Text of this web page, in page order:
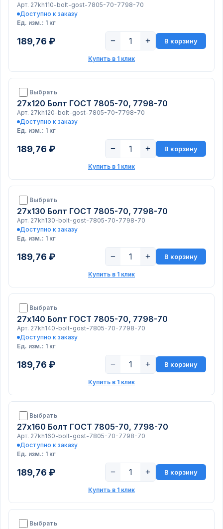
Арт. 27kh110-bolt-gost-7805-70-7798-70
Доступно к заказу
Ед. изм.: 1 кг
189,76 ₽ − + В корзину
Купить в 1 клик
Выбрать
27х120 Болт ГОСТ 7805-70, 7798-70
Арт. 27kh120-bolt-gost-7805-70-7798-70
Доступно к заказу
Ед. изм.: 1 кг
189,76 ₽ − + В корзину
Купить в 1 клик
Выбрать
27х130 Болт ГОСТ 7805-70, 7798-70
Арт. 27kh130-bolt-gost-7805-70-7798-70
Доступно к заказу
Ед. изм.: 1 кг
189,76 ₽ − + В корзину
Купить в 1 клик
Выбрать
27х140 Болт ГОСТ 7805-70, 7798-70
Арт. 27kh140-bolt-gost-7805-70-7798-70
Доступно к заказу
Ед. изм.: 1 кг
189,76 ₽ − + В корзину
Купить в 1 клик
Выбрать
27х160 Болт ГОСТ 7805-70, 7798-70
Арт. 27kh160-bolt-gost-7805-70-7798-70
Доступно к заказу
Ед. изм.: 1 кг
189,76 ₽ − + В корзину
Купить в 1 клик
Выбрать